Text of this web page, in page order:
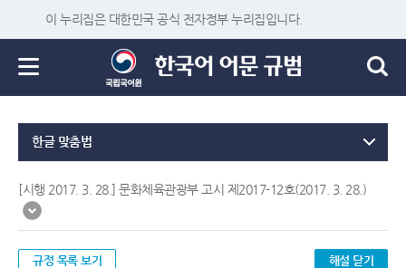
이 누리집은 대한민국 공식 전자정부 누리집입니다.
한글 맞춤법
[시행 2017. 3. 28.] 문화체육관광부 고시 제2017-12호(2017. 3. 28.)
규정 목록 보기 해설 닫기